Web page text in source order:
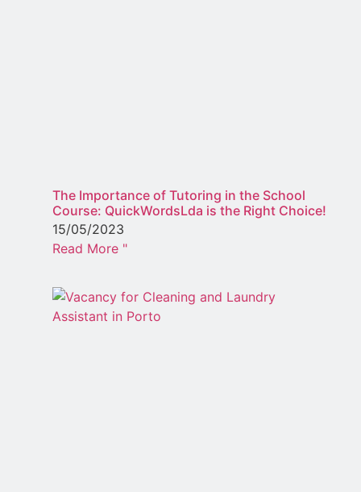
The Importance of Tutoring in the School
Course: QuickWordsLda is the Right Choice!
15/05/2023
Read More "